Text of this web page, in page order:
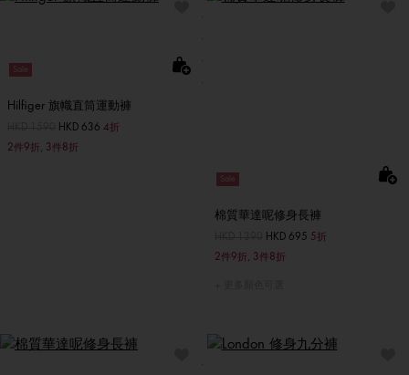
Sale
Hilfiger 旗幟直筒運動褲
至HKD 636 4折
2件9折, 3件8折
Sale
棉質華達呢修身長褲
至HKD 695 5折
2件9折, 3件8折